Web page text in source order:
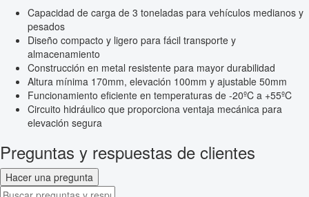
Capacidad de carga de 3 toneladas para vehículos medianos y
pesados
Diseño compacto y ligero para fácil transporte y
almacenamiento
Construcción en metal resistente para mayor durabilidad
Altura mínima 170mm, elevación 100mm y ajustable 50mm
Funcionamiento eficiente en temperaturas de -20ºC a +55ºC
Circuito hidráulico que proporciona ventaja mecánica para
elevación segura
Preguntas y respuestas de clientes
Hacer una pregunta